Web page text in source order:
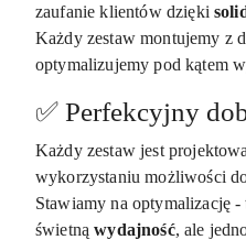
zaufanie klientów dzięki
Każdy zestaw montujemy z
optymalizujemy pod kątem
✅ Perfekcyjny
Każdy zestaw jest
wykorzystaniu możliwości
Stawiamy na optymalizację -
świetnąwydajność, ale